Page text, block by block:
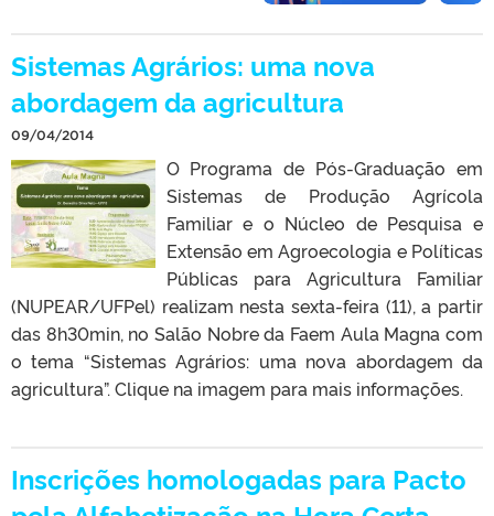
Sistemas Agrários: uma nova
abordagem da agricultura
09/04/2014
O Programa de Pós-Graduação em
Sistemas de Produção Agrícola
Familiar e o Núcleo de Pesquisa e
Extensão em Agroecologia e Políticas
Públicas para Agricultura Familiar
(NUPEAR/UFPel) realizam nesta sexta-feira (11), a partir
das 8h30min, no Salão Nobre da Faem Aula Magna com
o tema “Sistemas Agrários: uma nova abordagem da
agricultura”. Clique na imagem para mais informações.
Inscrições homologadas para Pacto